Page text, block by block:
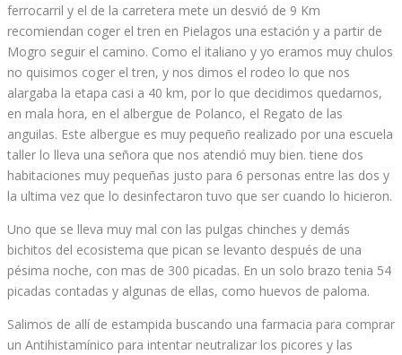
ferrocarril y el de la carretera mete un desvió de 9 Km
recomiendan coger el tren en Pielagos una estación y a partir de
Mogro seguir el camino. Como el italiano y yo eramos muy chulos
no quisimos coger el tren, y nos dimos el rodeo lo que nos
alargaba la etapa casi a 40 km, por lo que decidimos quedarnos,
en mala hora, en el albergue de Polanco, el Regato de las
anguilas. Este albergue es muy pequeño realizado por una escuela
taller lo lleva una señora que nos atendió muy bien. tiene dos
habitaciones muy pequeñas justo para 6 personas entre las dos y
la ultima vez que lo desinfectaron tuvo que ser cuando lo hicieron.
Uno que se lleva muy mal con las pulgas chinches y demás
bichitos del ecosistema que pican se levanto después de una
pésima noche, con mas de 300 picadas. En un solo brazo tenia 54
picadas contadas y algunas de ellas, como huevos de paloma.
Salimos de allí de estampida buscando una farmacia para comprar
un Antihistamínico para intentar neutralizar los picores y las